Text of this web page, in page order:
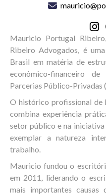
Mauricio Portugal
Ribeiro Advogados, é
Brasil em matéria de
econômico-financeiro
Parcerias Público-Privadas
O histórico profissional de
combina experiência
setor público e na
exemplar a natureza
trabalho.
Mauricio fundou o
em 2011, liderando o
mais importantes